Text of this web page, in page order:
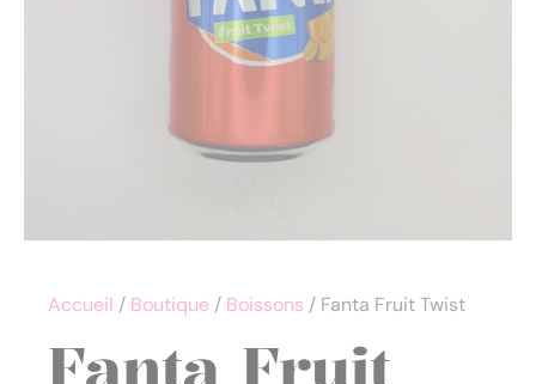
Accueil / Boutique / Boissons / Fanta Fruit Twist
Fanta Fruit